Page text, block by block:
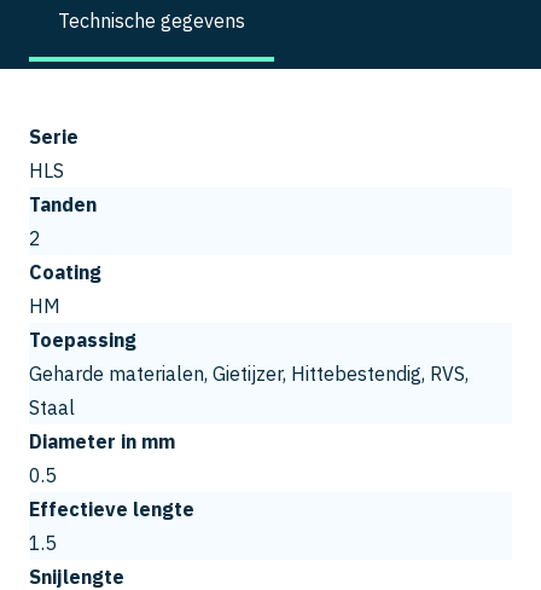
Technische gegevens
Serie
HLS
Tanden
2
Coating
HM
Toepassing
Geharde materialen, Gietijzer, Hittebestendig, RVS,
Staal
Diameter in mm
0.5
Effectieve lengte
1.5
Snijlengte